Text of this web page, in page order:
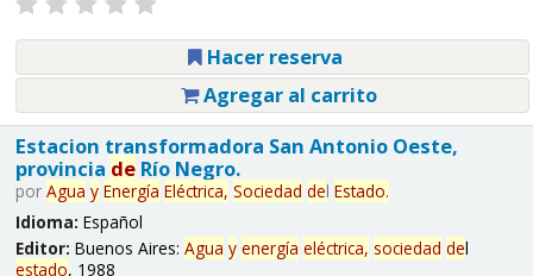
Hacer reserva
Agregar al carrito
Estacion transformadora San Antonio Oeste,
provincia deRío Negro.
por Agua y Energía Eléctrica, Sociedad del Estado.
Idioma: Español
Editor: Buenos Aires: Agua y energía eléctrica, sociedad del
estado, 1988